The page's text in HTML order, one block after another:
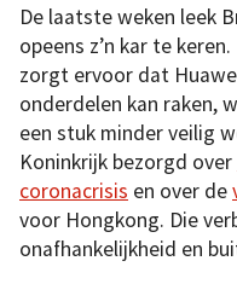
De laatste weken leek
opeens z’n kar te
zorgt ervoor dat
onderdelen kan raken,
een stuk minder veilig
Koninkrijk bezorgd over
coronacrisis en over de
voor Hongkong. Die
onafhankelijkheid en